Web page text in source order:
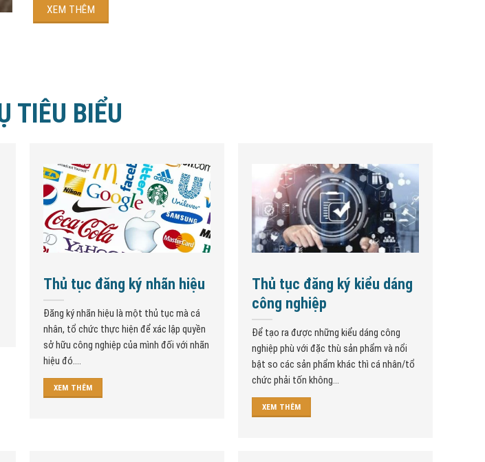
XEM THÊM
TIÊU BIỂU
Thủ tục đăng ký nhãn hiệu
Đăng ký nhãn hiệu là một thủ tục mà cá
nhân, tổ chức thực hiện để xác lập quyền
sở hữu công nghiệp của mình đối với nhãn
hiệu đó....
XEM THÊM
Thủ tục đăng ký kiểu dáng
công nghiệp
Để tạo ra được những kiểu dáng công
nghiệp phù với đặc thù sản phẩm và nổi
bật so các sản phẩm khác thì cá nhân/tổ
chức phải tốn không...
XEM THÊM